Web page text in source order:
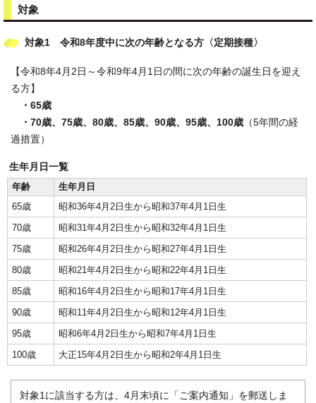
対象
対象1 令和8年度中に次の年齢となる方〈定期接種〉
【令和8年4月2日～令和9年4月1日の間に次の年齢の誕生日を迎え
る方】
・65歳
・70歳、75歳、80歳、85歳、90歳、95歳、100歳 （5年間の経
過措置）
生年月日一覧
年齢
生年月日
65歳
昭和36年4月2日生から昭和37年4月1日生
70歳
昭和31年4月2日生から昭和32年4月1日生
75歳
昭和26年4月2日生から昭和27年4月1日生
80歳
昭和21年4月2日生から昭和22年4月1日生
85歳
昭和16年4月2日生から昭和17年4月1日生
90歳
昭和11年4月2日生から昭和12年4月1日生
95歳
昭和6年4月2日生から昭和7年4月1日生
100歳
大正15年4月2日生から昭和2年4月1日生
対象1に該当する方は、4月末頃に「ご案内通知」を郵送しま